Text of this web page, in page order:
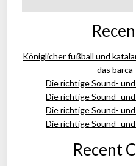
Königlicher fußball und
das
Die richtige Sound-
Die richtige Sound-
Die richtige Sound-
Die richtige Sound-
Recent